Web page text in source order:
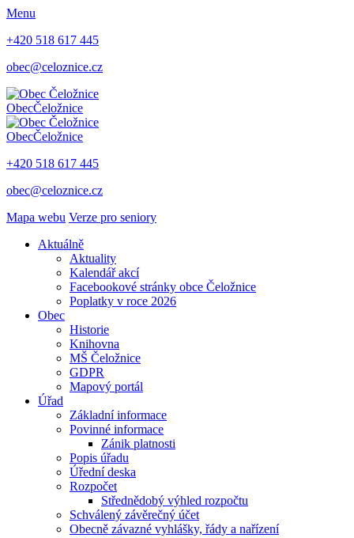
Menu
+420 518 617 445
obec@celoznice.cz
ObecČeložnice
ObecČeložnice
+420 518 617 445
obec@celoznice.cz
Mapa webu Verze pro seniory
Aktuálně
Aktuality
Kalendář akcí
Facebookové stránky obce Čeložnice
Poplatky v roce 2026
Obec
Historie
Knihovna
MŠ Čeložnice
GDPR
Mapový portál
Úřad
Základní informace
Povinné informace
Zánik platnosti
Popis úřadu
Úřední deska
Rozpočet
Střednědobý výhled rozpočtu
Schválený závěrečný účet
Obecně závazné vyhlášky, řády a nařízení